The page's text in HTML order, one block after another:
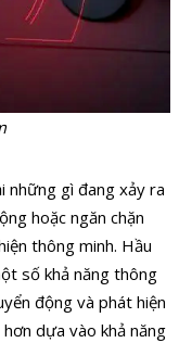
những gì đang xảy ra
hoặc ngăn chặn
thông minh. Hầu
số khả năng thông
động và phát hiện
dựa vào khả năng